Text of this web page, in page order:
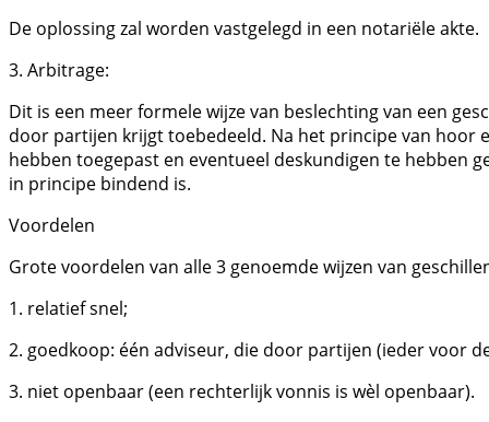
De oplossing zal worden vastgelegd in een notariële akte.
3. Arbitrage:
Dit is een meer formele wijze van beslechting van een
door partijen krijgt toebedeeld. Na het principe van hoor
hebben toegepast en eventueel deskundigen te hebben
in principe bindend is.
Voordelen
Grote voordelen van alle 3 genoemde wijzen van
1. relatief snel;
2. goedkoop: één adviseur, die door partijen (ieder voor
3. niet openbaar (een rechterlijk vonnis is wèl openbaar).